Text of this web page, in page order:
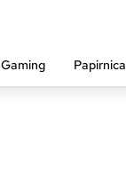
Gaming Papirnica